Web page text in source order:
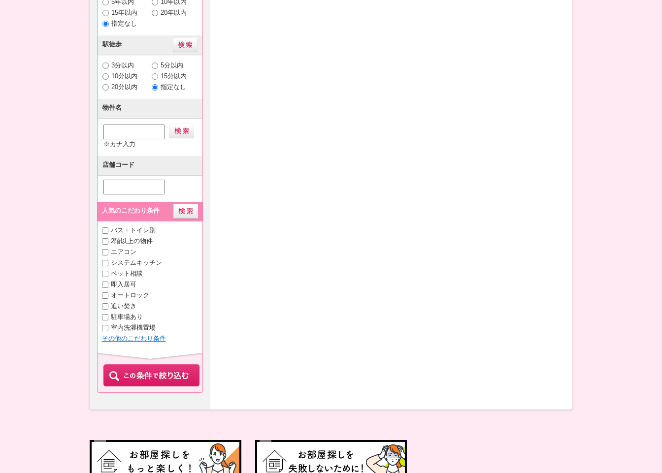
5年以内
10年以内
15年以内
20年以内
指定なし
駅徒歩
3分以内
5分以内
10分以内
15分以内
20分以内
指定なし
物件名
※カナ入力
店舗コード
人気のこだわり条件
バス・トイレ別
2階以上の物件
エアコン
システムキッチン
ペット相談
即入居可
オートロック
追い焚き
駐車場あり
室内洗濯機置場
その他のこだわり条件